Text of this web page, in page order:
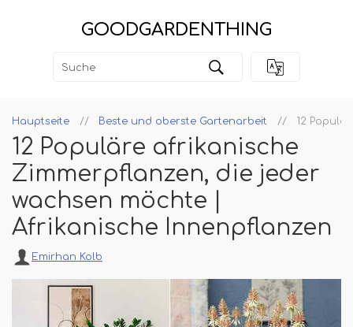
GOODGARDENTHING
Hauptseite Beste und oberste Gartenarbeit 12
12 Populäre afrikanische
Zimmerpflanzen, die jeder
wachsen möchte |
Afrikanische Innenpflanzen
Emirhan Kolb